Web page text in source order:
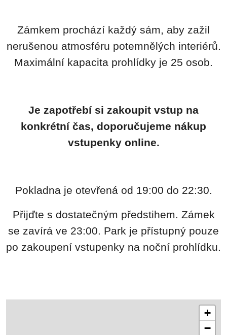
Zámkem prochází každý sám, aby zažil
nerušenou atmosféru potemnělých interiérů.
Maximální kapacita prohlídky je 25 osob.
Je zapotřebí si zakoupit vstup na
konkrétní čas, doporučujeme nákup
vstupenky online.
Pokladna je otevřená od 19:00 do 22:30.
Přijďte s dostatečným předstihem. Zámek
se zavírá ve 23:00. Park je přístupný pouze
po zakoupení vstupenky na noční prohlídku.
+
−